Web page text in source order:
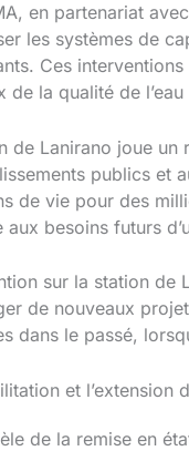
en partenariat
les systèmes de
Ces
de la qualité de
de Lanirano joue un
publics et
de vie pour des
aux besoins futurs
sur la station
de nouveaux
dans le passé,
et l’extension
de la remise en